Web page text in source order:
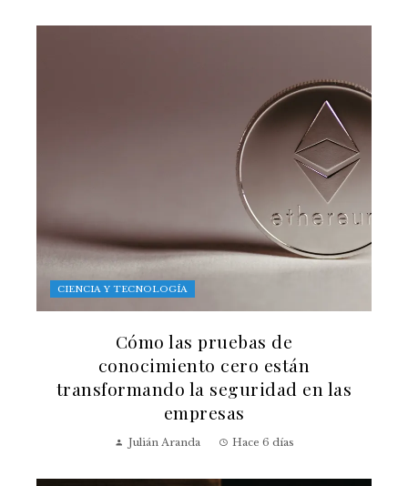
CIENCIA Y TECNOLOGÍA
Cómo las pruebas de
conocimiento cero están
transformando la seguridad en las
empresas
Julián Aranda Hace 6 días